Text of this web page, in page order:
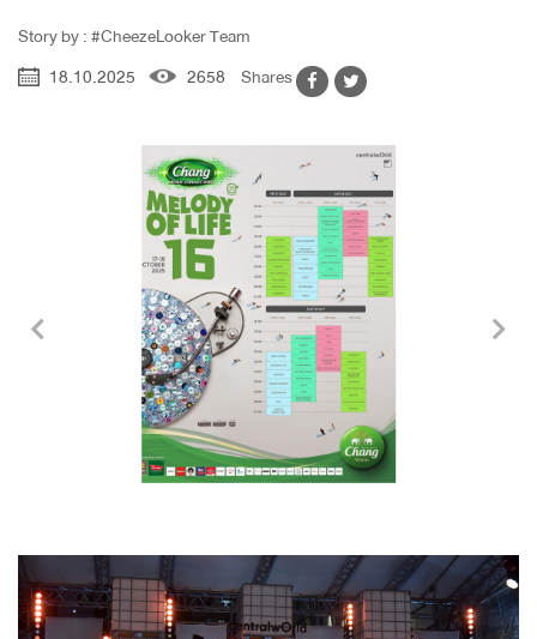
Story by : #CheezeLooker Team
18.10.2025
2658 Shares